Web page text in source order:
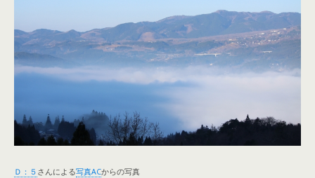
Ｄ：５ さんによる写真ACからの写真